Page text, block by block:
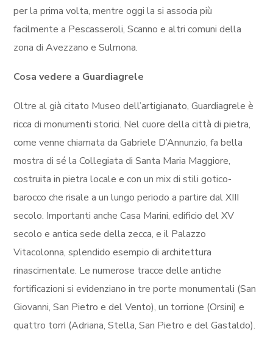
per la prima volta, mentre oggi la si associa più
facilmente a Pescasseroli, Scanno e altri comuni della
zona di Avezzano e Sulmona.
Cosa vedere a Guardiagrele
Oltre al già citato Museo dell’artigianato, Guardiagrele è
ricca di monumenti storici. Nel cuore della città di pietra,
come venne chiamata da Gabriele D’Annunzio, fa bella
mostra di sé la Collegiata di Santa Maria Maggiore,
costruita in pietra locale e con un mix di stili gotico-
barocco che risale a un lungo periodo a partire dal XIII
secolo. Importanti anche Casa Marini, edificio del XV
secolo e antica sede della zecca, e il Palazzo
Vitacolonna, splendido esempio di architettura
rinascimentale. Le numerose tracce delle antiche
fortificazioni si evidenziano in tre porte monumentali (San
Giovanni, San Pietro e del Vento), un torrione (Orsini) e
quattro torri (Adriana, Stella, San Pietro e del Gastaldo).